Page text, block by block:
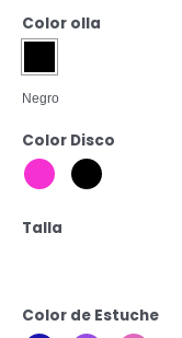
Color olla
Negro
Color Disco
Talla
Color de Estuche